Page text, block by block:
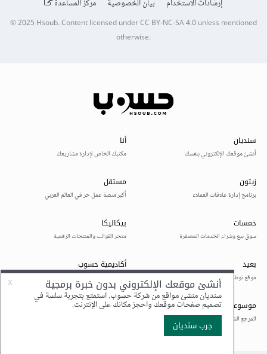
إرشادات الاستخدام
بيان الخصوصية مركز المساعدة
© 2025Hsoub.Content licensed underCC BY-NC-SA 4.0unless mentioned
otherwise.